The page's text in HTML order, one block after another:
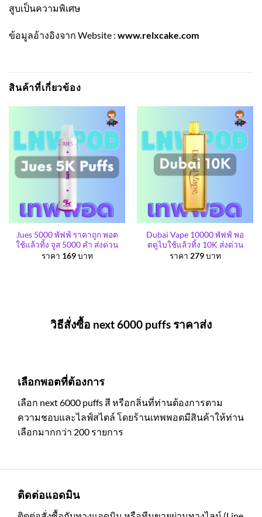
สูบเป็นความพิเศษ
ข้อมูลอ้างอิงจาก Website : www.relxcake.com
สินค้าที่เกี่ยวข้อง
Jues 5000 พัฟฟ์ ราคาถูก พอต
ใช้แล้วทิ้ง จูส 5000 คำ ส่งด่วน
ราคา 169บาท
Dubai Vape 10000 พัฟฟ์ พอ
ตดูไบใช้แล้วทิ้ง 10K ส่งด่วน
ราคา 279บาท
วิธีสั่งซื้อ next 6000 puffs ราคาส่ง
เลือกพอตที่ต้องการ
เลือก next 6000 puffs สี หรือกลิ่นที่ท่านต้องการตาม
ความชอบและไลฟ์สไตล์ โดยร้านเทพพอตมีสินค้าให้ท่าน
เลือกมากกว่า 200 รายการ
ติดต่อแอดมิน